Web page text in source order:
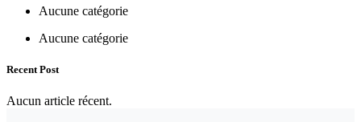
Aucune catégorie
Aucune catégorie
Recent Post
Aucun article récent.